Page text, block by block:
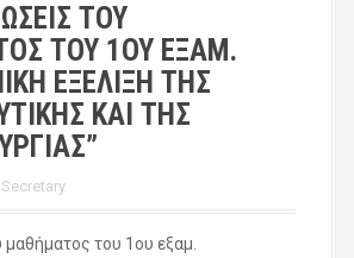
ΤΟΥ
ΤΟΥ 1ΟΥ ΕΞΑΜ.
ΕΞΕΛΙΞΗ ΤΗΣ
ΚΑΙ ΤΗΣ
Secretary
μαθήματος του 1ου εξαμ.